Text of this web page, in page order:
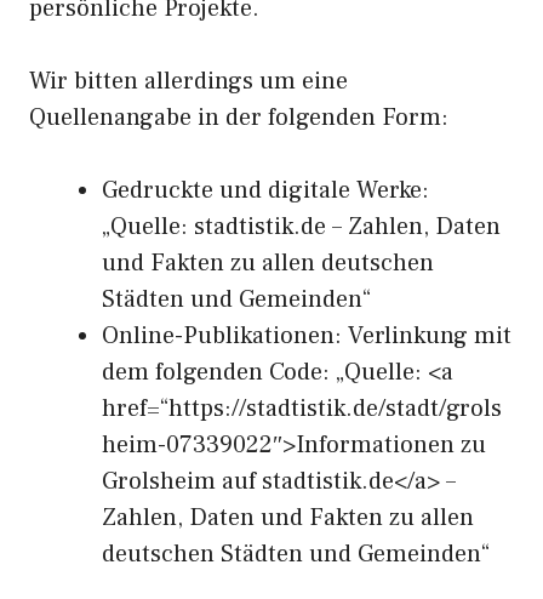
persönliche Projekte.
Wir bitten allerdings um eine
Quellenangabe in der folgenden Form:
Gedruckte und digitale Werke:
„Quelle: stadtistik.de – Zahlen, Daten
und Fakten zu allen deutschen
Städten und Gemeinden“
Online-Publikationen: Verlinkung mit
dem folgenden Code: „Quelle: <a
href=“https://stadtistik.de/stadt/grols
heim-07339022″>Informationen zu
Grolsheim auf stadtistik.de</a> –
Zahlen, Daten und Fakten zu allen
deutschen Städten und Gemeinden“